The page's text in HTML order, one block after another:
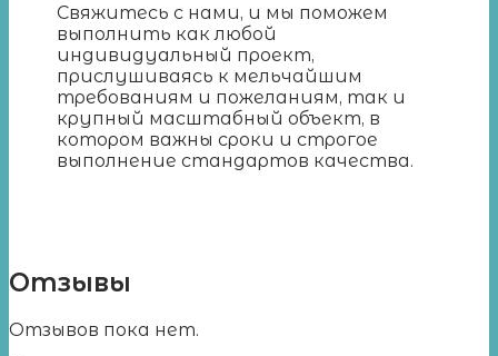
Свяжитесь с нами, и мы поможем
выполнить как любой
индивидуальный проект,
прислушиваясь к мельчайшим
требованиям и пожеланиям, так и
крупный масштабный объект, в
котором важны сроки и строгое
выполнение стандартов качества.
Отзывы
Отзывов пока нет.